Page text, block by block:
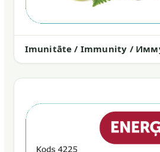
Imunitāte / Immunity /